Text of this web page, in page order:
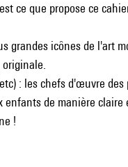
ce que propose ce
grandes icônes de l'art
: les chefs d'œuvre des
de manière claire
!